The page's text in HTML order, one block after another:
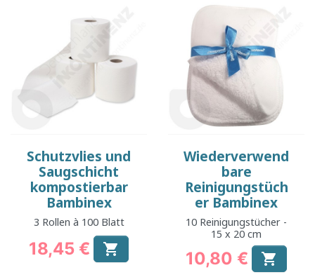
Schutzvlies und
Saugschicht
kompostierbar
Bambinex
3 Rollen à 100 Blatt
Preis
18,45 € 
Wiederverwend
bare
Reinigungstüch
er Bambinex
10 Reinigungstücher -
15 x 20 cm
Preis
10,80 € 